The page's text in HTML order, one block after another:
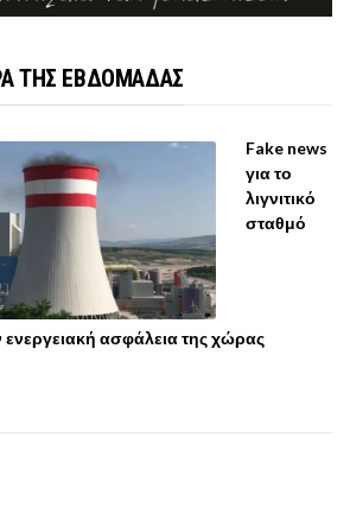
ΤΗΣ ΕΒΔΟΜΑΔΑΣ
Fake news
για το
λιγνιτικό
σταθμό
ενεργειακή ασφάλεια της χώρας